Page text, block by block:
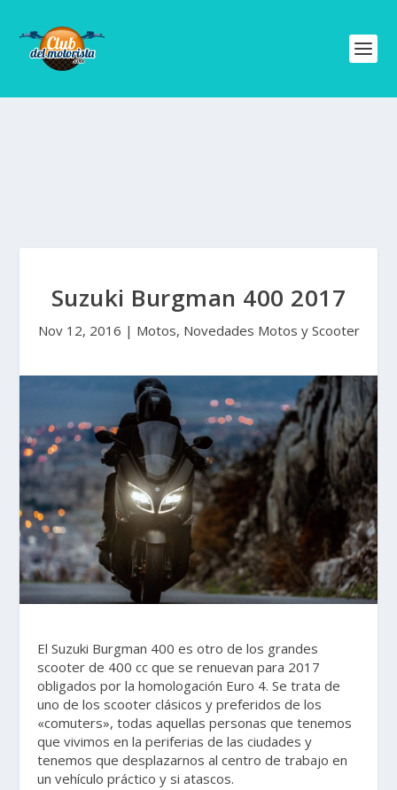
Suzuki Burgman 400 2017
Nov 12, 2016 | Motos, Novedades Motos y Scooter
El Suzuki Burgman 400 es otro de los grandes
scooter de 400 cc que se renuevan para 2017
obligados por la homologación Euro 4. Se trata de
uno de los scooter clásicos y preferidos de los
«comuters», todas aquellas personas que tenemos
que vivimos en la periferias de las ciudades y
tenemos que desplazarnos al centro de trabajo en
un vehículo práctico y si atascos.